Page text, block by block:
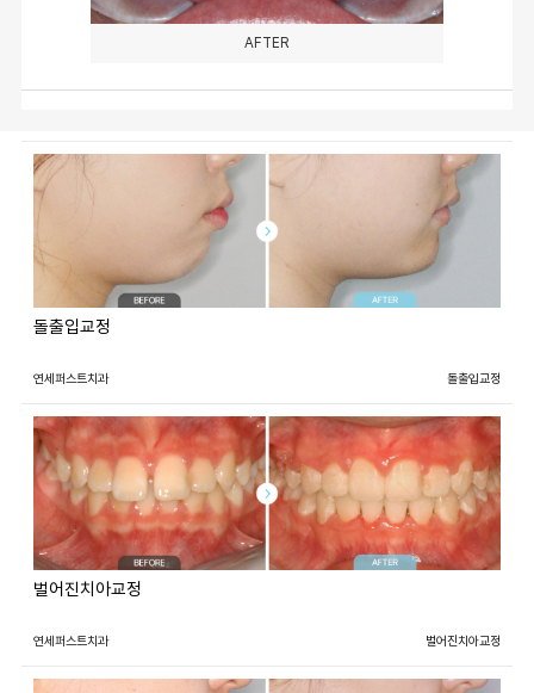
AFTER
돌출입교정
연세퍼스트치과 돌출입교정
벌어진치아교정
연세퍼스트치과 벌어진치아교정